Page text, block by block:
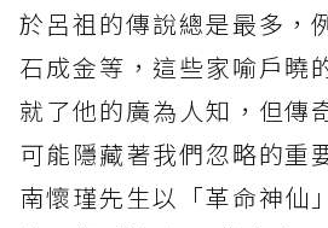
於呂祖的傳說總是最多，
石成金等，這些家喻戶曉
就了他的廣為人知，但傳
可能隱藏著我們忽略的重
南懷瑾先生以「革命神仙